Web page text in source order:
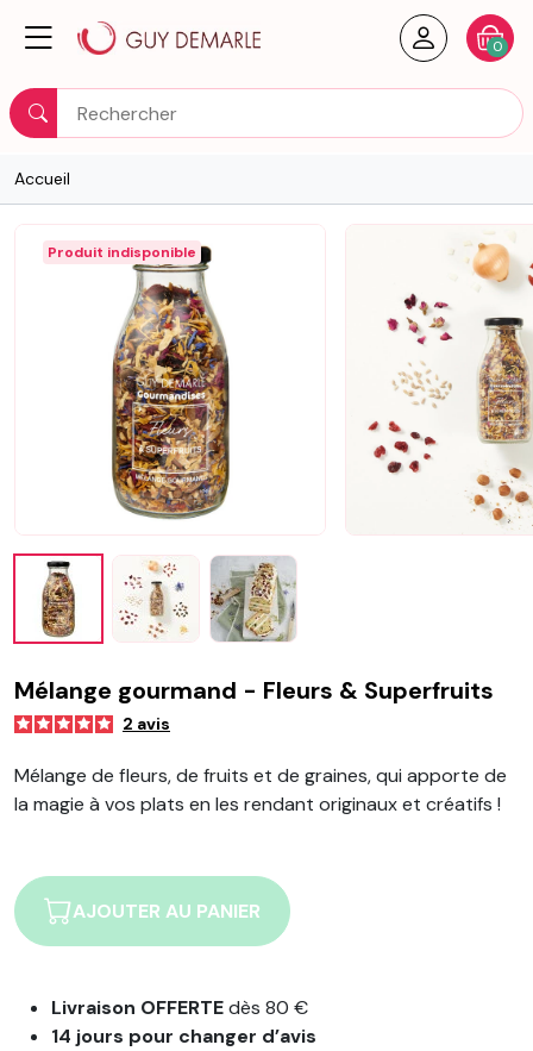
Rechercher
Créer
0
Accueil
Produit indisponible
Mélange gourmand - Fleurs & Superfruits
2 avis
Mélange de fleurs, de fruits et de graines, qui apporte de
la magie à vos plats en les rendant originaux et créatifs !
AJOUTER AU PANIER
Livraison OFFERTEdès 80 €
14 jours pour changer d’avis